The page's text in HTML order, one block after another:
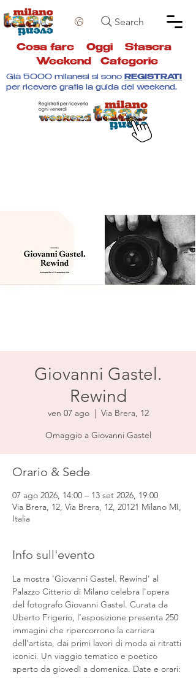
Search
Cosa fare Oggi Stasera
Weekend
Categorie
Già 5000 milanesi si sono REGISTRATI
per ricevere gratis la guida del weekend.
Giovanni Gastel.
Rewind
ven 07 ago
  |
Via Brera, 12
Omaggio a Giovanni Gastel
Orario & Sede
07 ago 2026, 14:00 – 13 set 2026, 19:00
Via Brera, 12, Via Brera, 12, 20121 Milano MI,
Italia
Info sull'evento
La mostra 'Giovanni Gastel. Rewind' al
Palazzo Citterio di Milano celebra l'opera
del fotografo Giovanni Gastel. Curata da
Uberto Frigerio, l'esposizione presenta 250
immagini che ripercorrono la carriera
dell'artista, dai primi lavori di moda ai ritratti
iconici. Un viaggio tematico e poetico
aperto da giovedì a domenica. Date e orari: